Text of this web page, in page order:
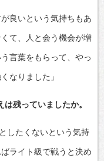
良いという気持ちもあ
て、人と会う機会が増
言葉をもらって、やっ
なりました」
残っていましたか。
したくないという気持
ライト級で戦うと決め